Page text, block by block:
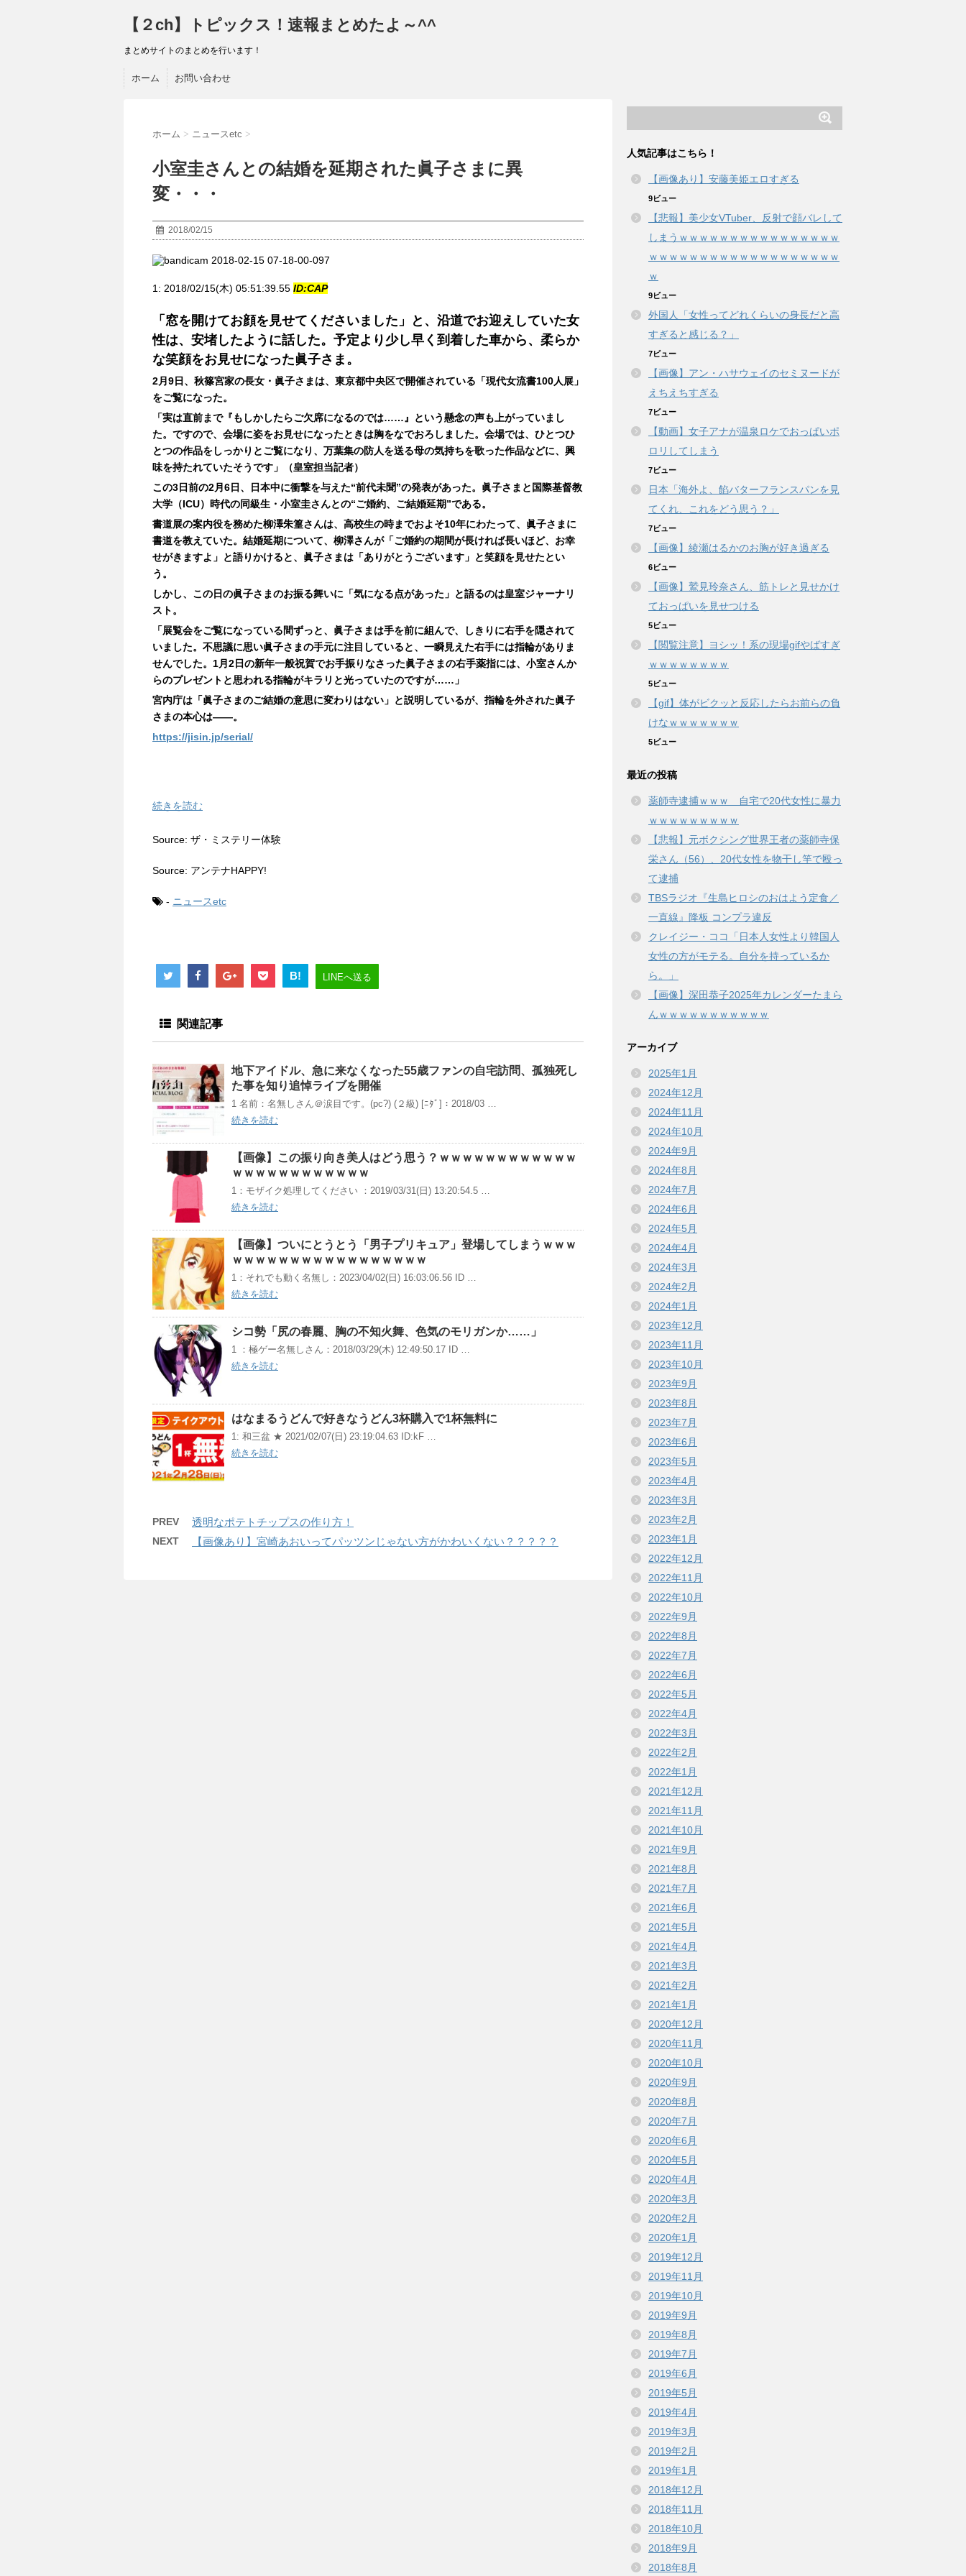
【２ch】トピックス！速報まとめたよ～^^
まとめサイトのまとめを行います！
ホーム お問い合わせ
ホーム > ニュースetc >
小室圭さんとの結婚を延期された眞子さまに異
変・・・
2018/02/15
1: 2018/02/15(木) 05:51:39.55 ID:CAP
「窓を開けてお顔を見せてくださいました」と、沿道でお迎えしていた女
性は、安堵したように話した。予定より少し早く到着した車から、柔らか
な笑顔をお見せになった眞子さま。
2月9日、秋篠宮家の長女・眞子さまは、東京都中央区で開催されている「現代女流書100人展」
をご覧になった。
「実は直前まで『もしかしたらご欠席になるのでは……』という懸念の声も上がっていまし
た。ですので、会場に姿をお見せになったときは胸をなでおろしました。会場では、ひとつひ
とつの作品をしっかりとご覧になり、万葉集の防人を送る母の気持ちを歌った作品などに、興
味を持たれていたそうです」（皇室担当記者）
この3日前の2月6日、日本中に衝撃を与えた“前代未聞”の発表があった。眞子さまと国際基督教
大学（ICU）時代の同級生・小室圭さんとの“ご婚約、ご結婚延期”である。
書道展の案内役を務めた柳澤朱篁さんは、高校生の時までおよそ10年にわたって、眞子さまに
書道を教えていた。結婚延期について、柳澤さんが「ご婚約の期間が長ければ長いほど、お幸
せがきますよ」と語りかけると、眞子さまは「ありがとうございます」と笑顔を見せたとい
う。
しかし、この日の眞子さまのお振る舞いに「気になる点があった」と語るのは皇室ジャーナリ
スト。
「展覧会をご覧になっている間ずっと、眞子さまは手を前に組んで、しきりに右手を隠されて
いました。不思議に思い眞子さまの手元に注目していると、一瞬見えた右手には指輪がありま
せんでした。1月2日の新年一般祝賀でお手振りなさった眞子さまの右手薬指には、小室さんか
らのプレゼントと思われる指輪がキラリと光っていたのですが……」
宮内庁は「眞子さまのご結婚の意思に変わりはない」と説明しているが、指輪を外された眞子
さまの本心は――。
https://jisin.jp/serial/
続きを読む
Source: ザ・ミステリー体験
Source: アンテナHAPPY!
- ニュースetc
B! LINEへ送る
関連記事
地下アイドル、急に来なくなった55歳ファンの自宅訪問、孤独死し
た事を知り追悼ライブを開催
1 名前：名無しさん＠涙目です。(pc?) (２級) [ﾆﾀﾞ]：2018/03 …
続きを読む
【画像】この振り向き美人はどう思う？ｗｗｗｗｗｗｗｗｗｗｗｗ
ｗｗｗｗｗｗｗｗｗｗｗｗ
1：モザイク処理してください ：2019/03/31(日) 13:20:54.5 …
続きを読む
【画像】ついにとうとう「男子プリキュア」登場してしまうｗｗｗ
ｗｗｗｗｗｗｗｗｗｗｗｗｗｗｗｗｗ
1：それでも動く名無し：2023/04/02(日) 16:03:06.56 ID …
続きを読む
シコ勢「尻の春麗、胸の不知火舞、色気のモリガンか……」
1 ：極ゲー名無しさん：2018/03/29(木) 12:49:50.17 ID …
続きを読む
はなまるうどんで好きなうどん3杯購入で1杯無料に
1: 和三盆 ★ 2021/02/07(日) 23:19:04.63 ID:kF …
続きを読む
PREV 透明なポテトチップスの作り方！
NEXT 【画像あり】宮崎あおいってパッツンじゃない方がかわいくない？？？？？
人気記事はこちら！
【画像あり】安藤美姫エロすぎる
9ビュー
【悲報】美少女VTuber、反射で顔バレして
しまうｗｗｗｗｗｗｗｗｗｗｗｗｗｗｗｗ
ｗｗｗｗｗｗｗｗｗｗｗｗｗｗｗｗｗｗｗ
ｗ
9ビュー
外国人「女性ってどれくらいの身長だと高
すぎると感じる？」
7ビュー
【画像】アン・ハサウェイのセミヌードが
えちえちすぎる
7ビュー
【動画】女子アナが温泉ロケでおっぱいポ
ロリしてしまう
7ビュー
日本「海外よ、餡バターフランスパンを見
てくれ、これをどう思う？」
7ビュー
【画像】綾瀬はるかのお胸が好き過ぎる
6ビュー
【画像】鷲見玲奈さん、筋トレと見せかけ
ておっぱいを見せつける
5ビュー
【閲覧注意】ヨシッ！系の現場gifやばすぎ
ｗｗｗｗｗｗｗｗ
5ビュー
【gif】体がビクッと反応したらお前らの負
けなｗｗｗｗｗｗｗ
5ビュー
最近の投稿
薬師寺逮捕ｗｗｗ 自宅で20代女性に暴力
ｗｗｗｗｗｗｗｗｗ
【悲報】元ボクシング世界王者の薬師寺保
栄さん（56）、20代女性を物干し竿で殴っ
て逮捕
TBSラジオ『生島ヒロシのおはよう定食／
一直線』降板 コンプラ違反
クレイジー・ココ「日本人女性より韓国人
女性の方がモテる。自分を持っているか
ら。」
【画像】深田恭子2025年カレンダーたまら
んｗｗｗｗｗｗｗｗｗｗｗ
アーカイブ
2025年1月
2024年12月
2024年11月
2024年10月
2024年9月
2024年8月
2024年7月
2024年6月
2024年5月
2024年4月
2024年3月
2024年2月
2024年1月
2023年12月
2023年11月
2023年10月
2023年9月
2023年8月
2023年7月
2023年6月
2023年5月
2023年4月
2023年3月
2023年2月
2023年1月
2022年12月
2022年11月
2022年10月
2022年9月
2022年8月
2022年7月
2022年6月
2022年5月
2022年4月
2022年3月
2022年2月
2022年1月
2021年12月
2021年11月
2021年10月
2021年9月
2021年8月
2021年7月
2021年6月
2021年5月
2021年4月
2021年3月
2021年2月
2021年1月
2020年12月
2020年11月
2020年10月
2020年9月
2020年8月
2020年7月
2020年6月
2020年5月
2020年4月
2020年3月
2020年2月
2020年1月
2019年12月
2019年11月
2019年10月
2019年9月
2019年8月
2019年7月
2019年6月
2019年5月
2019年4月
2019年3月
2019年2月
2019年1月
2018年12月
2018年11月
2018年10月
2018年9月
2018年8月